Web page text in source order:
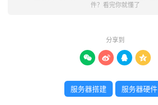
件？看完你就懂了
分享到
   
服务器搭建 服务器硬件